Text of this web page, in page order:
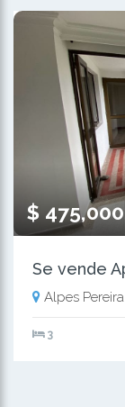
$
Se vende
Alpes Pereira
3